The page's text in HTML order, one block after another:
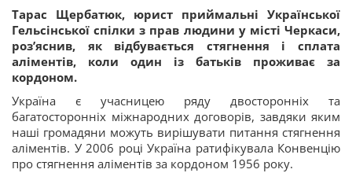
Тарас Щербатюк, юрист приймальні Української
Гельсінської спілки з прав людини у місті Черкаси,
роз’яснив, як відбувається стягнення і сплата
аліментів, коли один із батьків проживає за
кордоном.
Україна є учасницею ряду двосторонніх та
багатосторонніх міжнародних договорів, завдяки яким
наші громадяни можуть вирішувати питання стягнення
аліментів. У 2006 році Україна ратифікувала Конвенцію
про стягнення аліментів за кордоном 1956 року.